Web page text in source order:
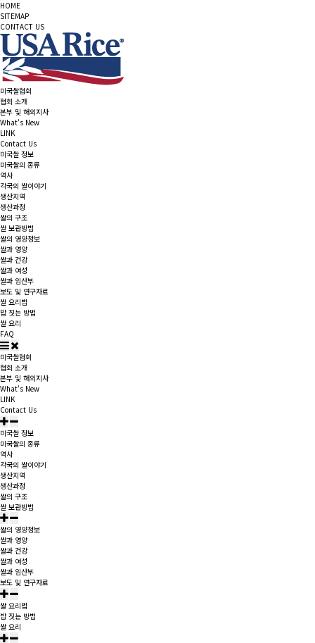
HOME
SITEMAP
CONTACT US
미국쌀협회
협회 소개
본부 및 해외지사
What's New
LINK
Contact Us
미국쌀 정보
미국쌀의 종류
역사
각국의 쌀이야기
생산지역
생산과정
쌀의 구조
쌀 보관방법
쌀의 영양정보
쌀과 영양
쌀과 건강
쌀과 여성
쌀과 임산부
보도 및 연구자료
쌀 요리법
밥 짓는 방법
쌀 요리
FAQ
미국쌀협회
협회 소개
본부 및 해외지사
What's New
LINK
Contact Us
미국쌀 정보
미국쌀의 종류
역사
각국의 쌀이야기
생산지역
생산과정
쌀의 구조
쌀 보관방법
쌀의 영양정보
쌀과 영양
쌀과 건강
쌀과 여성
쌀과 임산부
보도 및 연구자료
쌀 요리법
밥 짓는 방법
쌀 요리